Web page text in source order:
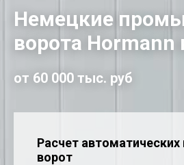
Немецкие
ворота
от 60 000 тыс. руб
Расчет
ворот